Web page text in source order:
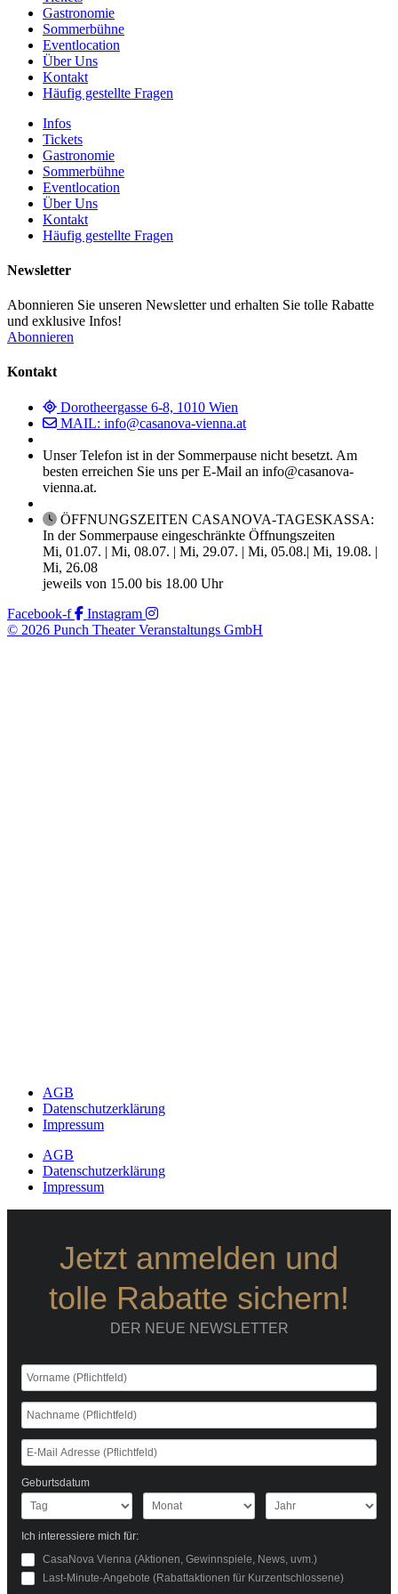
Gastronomie
Sommerbühne
Eventlocation
Über Uns
Kontakt
Häufig gestellte Fragen
Infos
Tickets
Gastronomie
Sommerbühne
Eventlocation
Über Uns
Kontakt
Häufig gestellte Fragen
Newsletter
Abonnieren Sie unseren Newsletter und erhalten Sie tolle Rabatte
und exklusive Infos!
Abonnieren
Kontakt
Dorotheergasse 6-8, 1010 Wien
MAIL: info@casanova-vienna.at
Unser Telefon ist in der Sommerpause nicht besetzt. Am
besten erreichen Sie uns per E-Mail an info@casanova-
vienna.at.
ÖFFNUNGSZEITEN CASANOVA-TAGESKASSA:
In der Sommerpause eingeschränkte Öffnungszeiten
Mi, 01.07. | Mi, 08.07. | Mi, 29.07. | Mi, 05.08.| Mi, 19.08. |
Mi, 26.08
jeweils von 15.00 bis 18.00 Uhr
Facebook-f
Instagram
© 2026 Punch Theater Veranstaltungs GmbH
AGB
Datenschutzerklärung
Impressum
AGB
Datenschutzerklärung
Impressum
Jetzt anmelden und
tolle Rabatte sichern!
DER NEUE NEWSLETTER
Geburtsdatum
Ich interessiere mich für:
CasaNova Vienna (Aktionen, Gewinnspiele, News, uvm.)
Last-Minute-Angebote (Rabattaktionen für Kurzentschlossene)